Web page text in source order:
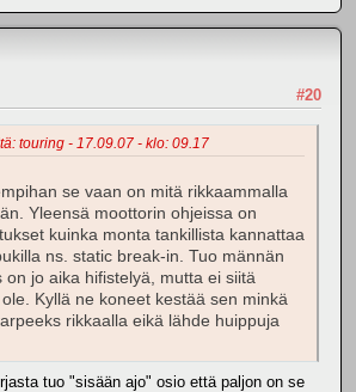
#20
touring - 17.09.07 - klo: 09.17
se vaan on mitä rikkaammalla
Yleensä moottorin ohjeissa on
kuinka monta tankillista kannattaa
ns. static break-in. Tuo männän
on jo aika hifistelyä, mutta ei siitä
Kyllä ne koneet kestää sen minkä
rikkaalla eikä lähde huippuja
tuo "sisään ajo" osio että paljon on se